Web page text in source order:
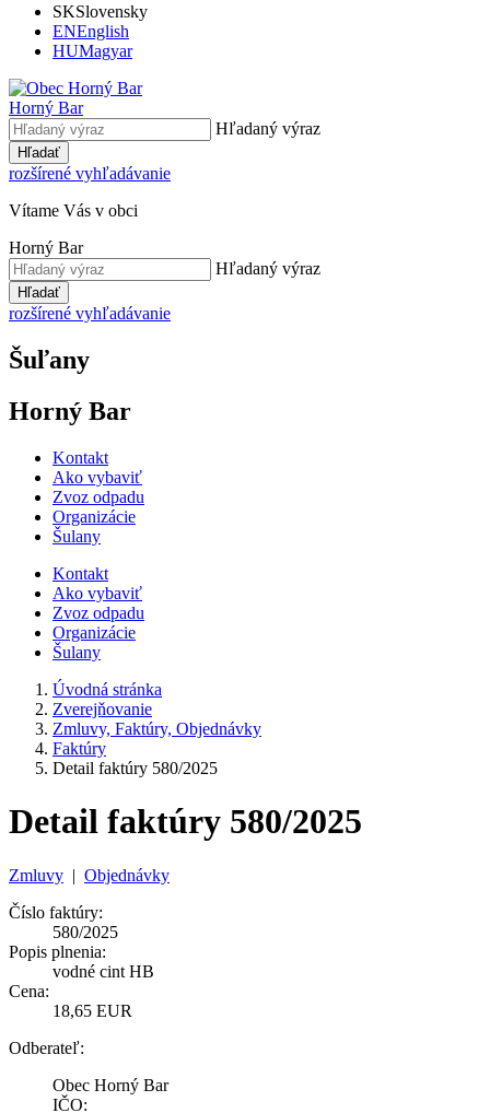
SKSlovensky
ENEnglish
HUMagyar
Horný Bar
Hľadaný výraz
Hľadať
rozšírené vyhľadávanie
Vítame Vás v obci
Horný Bar
Hľadaný výraz
Hľadať
rozšírené vyhľadávanie
Šuľany
Horný Bar
Kontakt
Ako vybaviť
Zvoz odpadu
Organizácie
Šulany
Kontakt
Ako vybaviť
Zvoz odpadu
Organizácie
Šulany
Úvodná stránka
Zverejňovanie
Zmluvy, Faktúry, Objednávky
Faktúry
Detail faktúry 580/2025
Detail faktúry 580/2025
Zmluvy | Objednávky
Číslo faktúry:
580/2025
Popis plnenia:
vodné cint HB
Cena:
18,65 EUR
Odberateľ:
Obec Horný Bar
IČO: